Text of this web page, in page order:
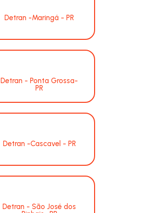
Detran -Maringá - PR
Detran - Ponta Grossa-
PR
Detran -Cascavel - PR
Detran - São José dos